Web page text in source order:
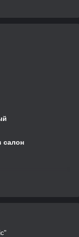
салон